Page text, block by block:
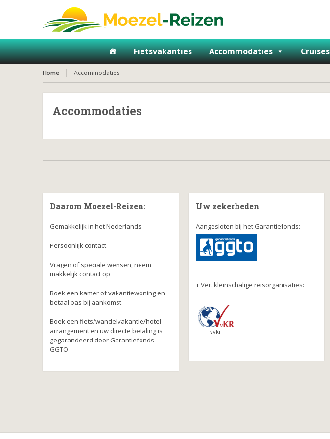
Fietsvakanties Accommodaties Cruises
Home Accommodaties
Accommodaties
Daarom Moezel-Reizen:
Gemakkelijk in het Nederlands
Persoonlijk contact
Vragen of speciale wensen, neem
makkelijk contact op
Boek een kamer of vakantiewoning en
betaal pas bij aankomst
Boek een fiets/wandelvakantie/hotel-
arrangement en uw directe betaling is
gegarandeerd door Garantiefonds
GGTO
Uw zekerheden
Aangesloten bij het Garantiefonds:
+ Ver. kleinschalige reisorganisaties:
vvkr